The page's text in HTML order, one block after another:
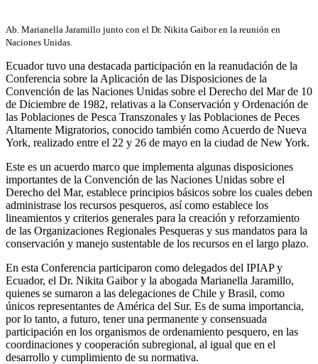
Ab. Marianella Jaramillo junto con el Dr. Nikita Gaibor en la reunión en
Naciones Unidas.
Ecuador tuvo una destacada participación en la reanudación de la
Conferencia sobre la Aplicación de las Disposiciones de la
Convención de las Naciones Unidas sobre el Derecho del Mar de 10
de Diciembre de 1982, relativas a la Conservación y Ordenación de
las Poblaciones de Pesca Transzonales y las Poblaciones de Peces
Altamente Migratorios, conocido también como Acuerdo de Nueva
York, realizado entre el 22 y 26 de mayo en la ciudad de New York.
Este es un acuerdo marco que implementa algunas disposiciones
importantes de la Convención de las Naciones Unidas sobre el
Derecho del Mar, establece principios básicos sobre los cuales deben
administrase los recursos pesqueros, así como establece los
lineamientos y criterios generales para la creación y reforzamiento
de las Organizaciones Regionales Pesqueras y sus mandatos para la
conservación y manejo sustentable de los recursos en el largo plazo.
En esta Conferencia participaron como delegados del IPIAP y
Ecuador, el Dr. Nikita Gaibor y la abogada Marianella Jaramillo,
quienes se sumaron a las delegaciones de Chile y Brasil, como
únicos representantes de América del Sur. Es de suma importancia,
por lo tanto, a futuro, tener una permanente y consensuada
participación en los organismos de ordenamiento pesquero, en las
coordinaciones y cooperación subregional, al igual que en el
desarrollo y cumplimiento de su normativa.